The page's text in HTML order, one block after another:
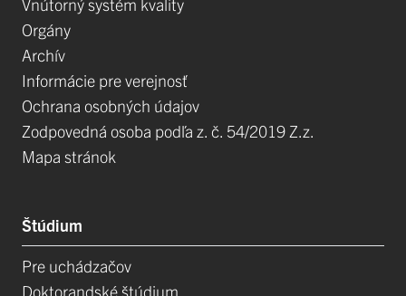
Orgány
Archív
Informácie pre verejnosť
Ochrana osobných údajov
Zodpovedná osoba podľa z. č. 54/2019 Z.z.
Mapa stránok
Štúdium
Pre uchádzačov
Doktorandské štúdium